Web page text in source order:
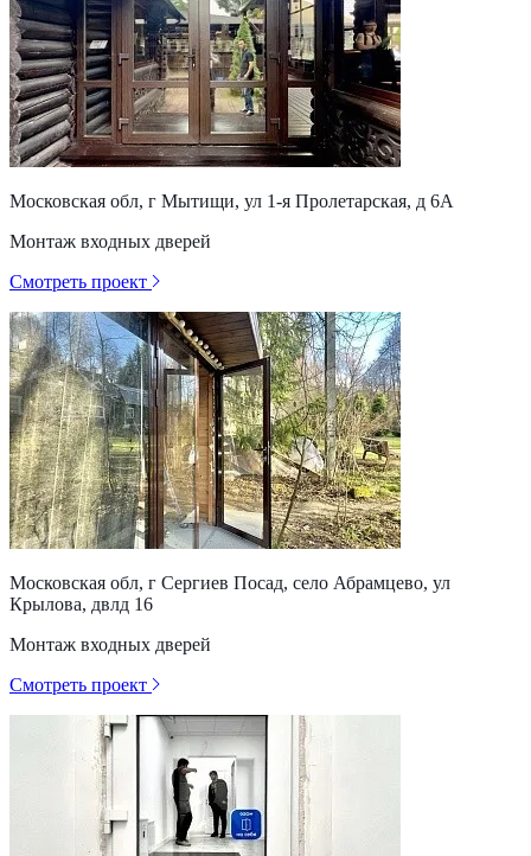
Московская обл, г Мытищи, ул 1-я Пролетарская, д 6А
Монтаж входных дверей
Смотреть проект
Московская обл, г Сергиев Посад, село Абрамцево, ул
Крылова, двлд 16
Монтаж входных дверей
Смотреть проект